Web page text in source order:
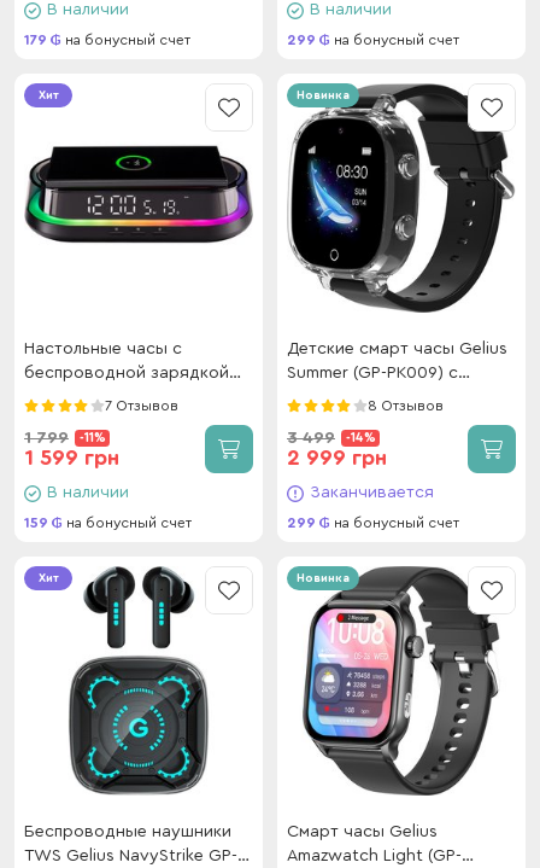
В наличии
179 на бонусный счет
В наличии
299 на бонусный счет
Хит
Настольные часы с
беспроводной зарядкой
Gelius Time Bridge 2 GP-
7 Отзывов
1 799 -11%
1 599 грн
В наличии
159 на бонусный счет
Новинка
Детские смарт часы Gelius
Summer (GP-PK009) с
GPS/4G/ESIM Black
8 Отзывов
3 499 -14%
2 999 грн
Заканчивается
299 на бонусный счет
Хит
Беспроводные наушники
TWS Gelius NavyStrike GP-
Новинка
Смарт часы Gelius
Amazwatch Light (GP-